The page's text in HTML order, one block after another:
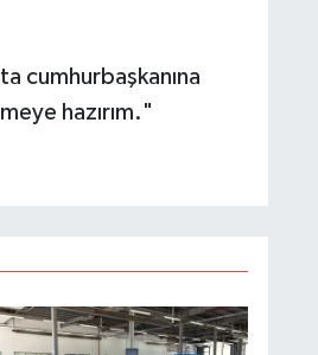
cumhurbaşkanına
hazırım."